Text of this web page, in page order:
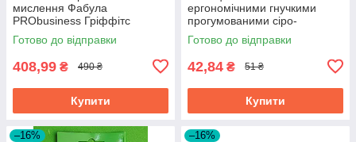
мислення Фабула
PRObusiness Гріффітс
фіолетова
Готово до відправки
408,99 ₴ 490 ₴
Купити
ергономічними гнучкими
прогумованими сіро-
червоними ручками 1.8 мм
Готово до відправки
42,84 ₴ 51 ₴
Купити
–16% –16%